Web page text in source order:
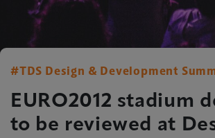
#TDS Design & Development
EURO2012 stadium
to be reviewed at